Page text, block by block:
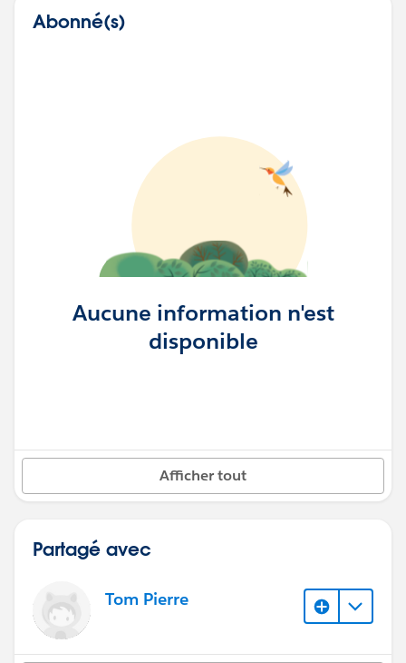
Abonné(s)
Aucune information n'est
disponible
Afficher tout
Partagé avec
Tom Pierre